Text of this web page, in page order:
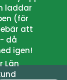
laddar
(för
att
då
igen!
Län